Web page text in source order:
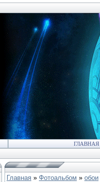
ГЛАВНАЯ
Главная » Фотоальбом » обои